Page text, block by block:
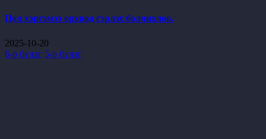
Цол хэргэмээ орхиод гэрлэх болчихлоо.
2025-10-20
6-р бүлэг 5-р бүлэг